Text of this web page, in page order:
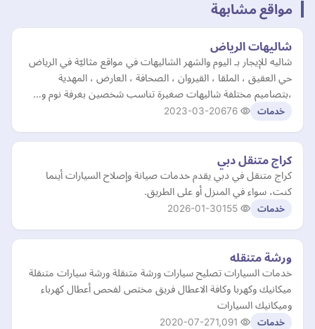
مواقع مشابهة
شاليهات الرياض
شاليه للإيجار بـ اليوم والشهر الشاليهات في مواقع مثاليّة في الرياض
حي العقيق ، الملقا ، القيروان ، الصحافة ، العارض ، المهدية
،بتصاميم مختلفة شاليهات صغيرة تناسب شخصين بغرفة نوم و…
خدمات 2023-03-20
كراج متنقل دبي
كراج متنقل في دبي يقدم خدمات صيانة وإصلاح السيارات أينما
كنت، سواء في المنزل أو على الطريق.
خدمات 2026-01-30
ورشة متنقله
خدمات السيارات تصليح سيارات ورشة متنقلة ورشة سيارات متنقلة
ميكانيك وكهربا وكافة الاعطال فريق مختص لفحص أعطال كهرباء
وميكانيك السيارات
خدمات 2020-07-27